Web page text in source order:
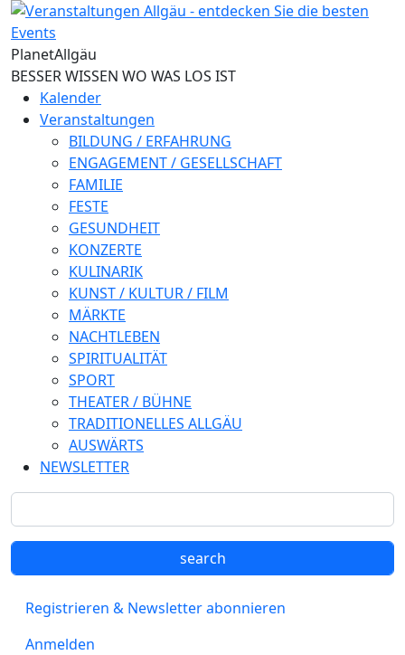
Direkt zum Inhalt
PlanetAllgäu
BESSER WISSEN WO WAS LOS IST
Kalender
Veranstaltungen
BILDUNG / ERFAHRUNG
ENGAGEMENT / GESELLSCHAFT
FAMILIE
FESTE
GESUNDHEIT
KONZERTE
KULINARIK
KUNST / KULTUR / FILM
MÄRKTE
NACHTLEBEN
SPIRITUALITÄT
SPORT
THEATER / BÜHNE
TRADITIONELLES ALLGÄU
AUSWÄRTS
NEWSLETTER
Registrieren & Newsletter abonnieren
Anmelden